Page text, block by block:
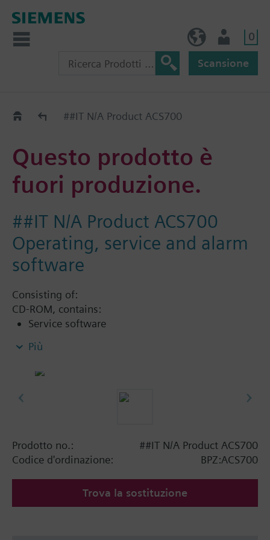
0
Scansione
Old2New##IT N/A Product ACS700
Questo prodotto è
fuori produzione.
##IT N/A Product ACS700
Operating, service and alarm
software
Consisting of:
CD-ROM, contains:
Service software
Operating software including:
Plant navigation (device view)
Device credits: 200
Informazioni aggiuntive
Famiglia di software di gestione e service con
funzionalità modulari. Le capacità di gestione degli
Più
Prodotto no.:
##IT N/A Product ACS700
Codice d'ordinazione:
BPZ:ACS700
Trova la sostituzione